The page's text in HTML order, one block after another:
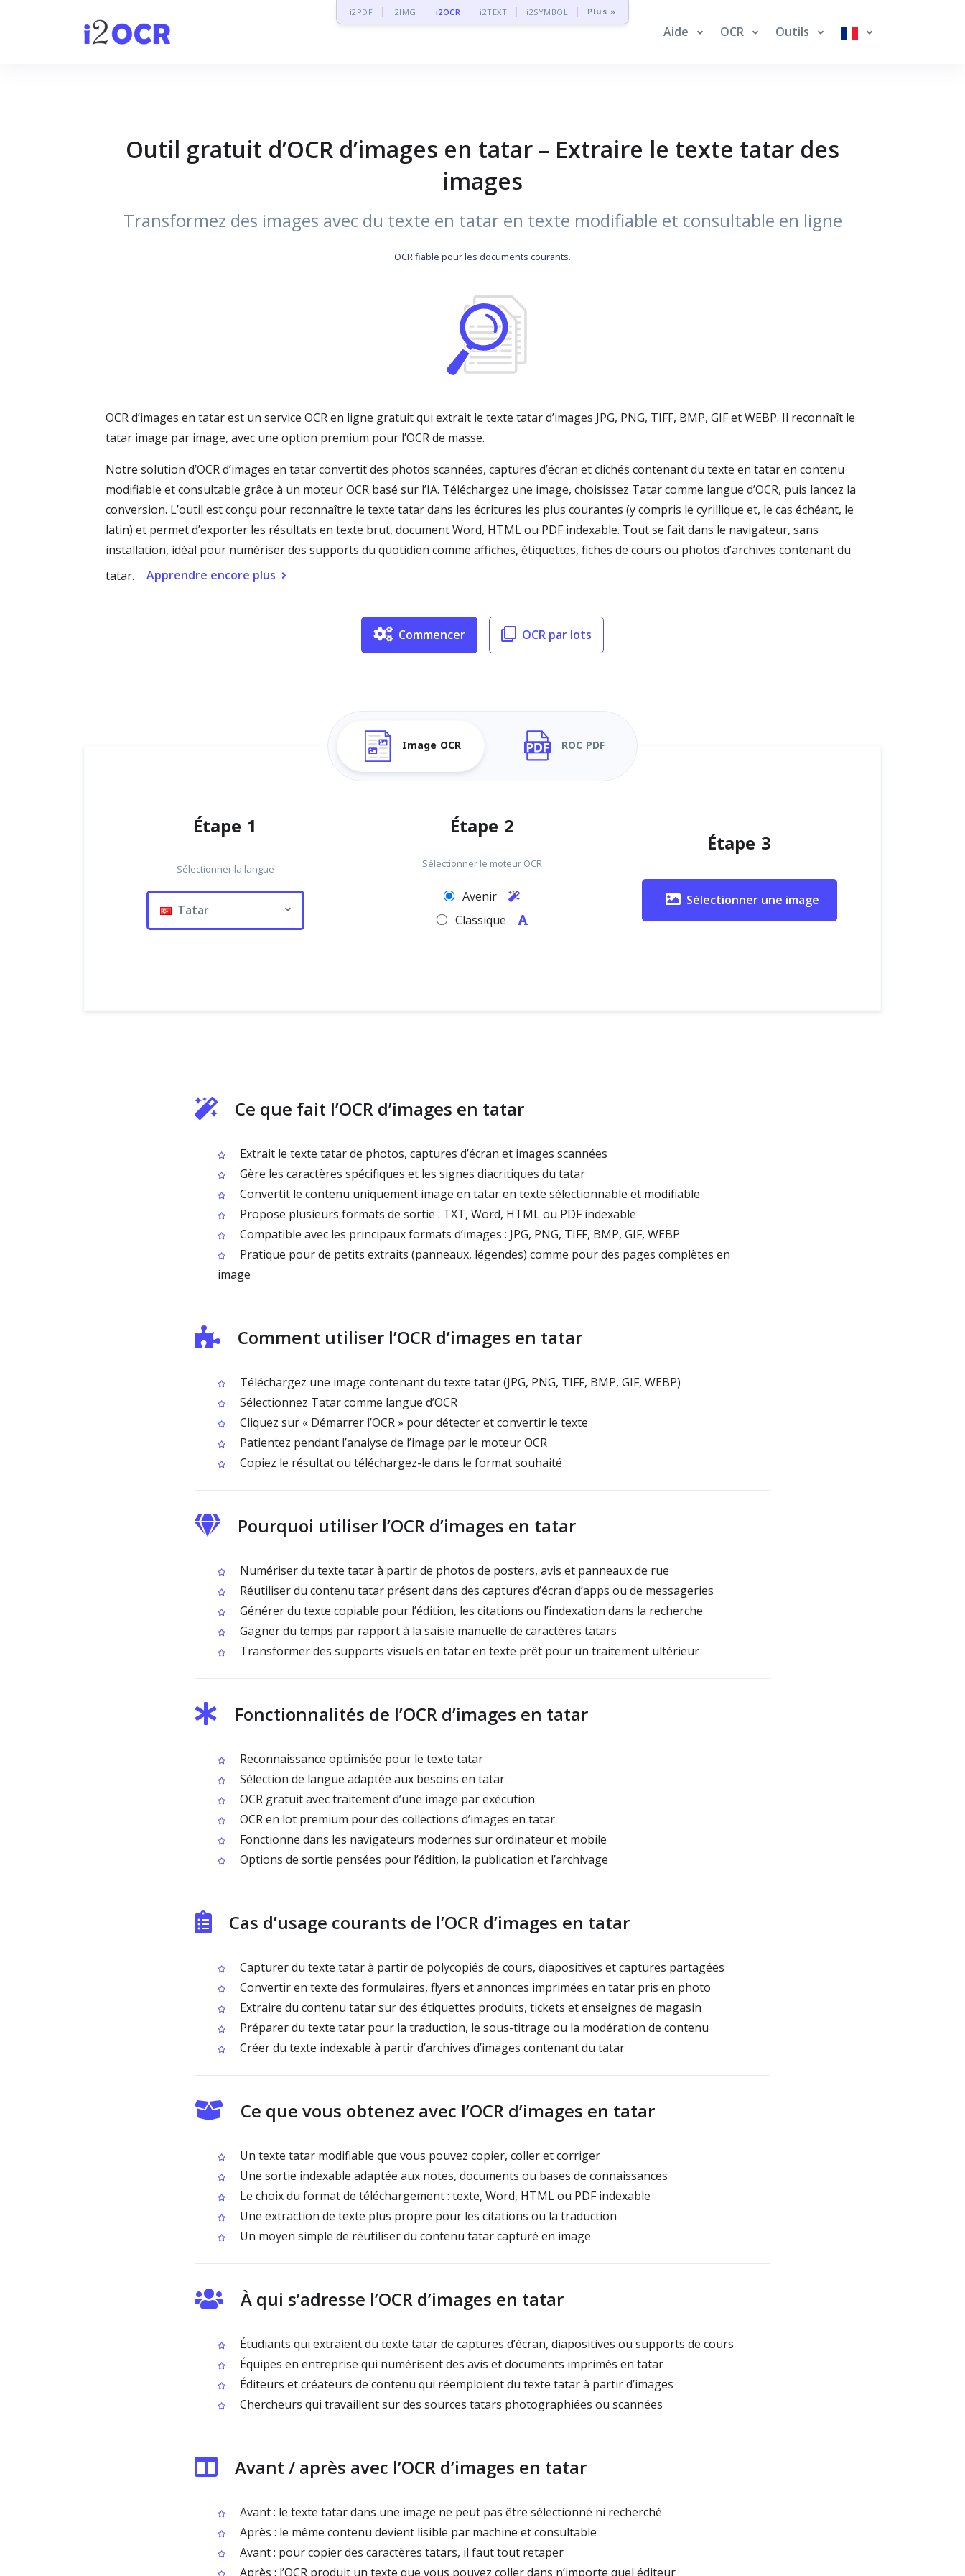
i2PDF i2IMG i2OCR i2TEXT i2SYMBOL Plus »
Aide OCR Outils
Outil gratuit d’OCR d’images en tatar – Extraire le texte tatar des
images
Transformez des images avec du texte en tatar en texte modifiable et consultable en ligne
OCR fiable pour les documents courants.
OCR d’images en tatar est un service OCR en ligne gratuit qui extrait le texte tatar d’images JPG, PNG, TIFF, BMP, GIF et WEBP. Il reconnaît le
tatar image par image, avec une option premium pour l’OCR de masse.
Notre solution d’OCR d’images en tatar convertit des photos scannées, captures d’écran et clichés contenant du texte en tatar en contenu
modifiable et consultable grâce à un moteur OCR basé sur l’IA. Téléchargez une image, choisissez Tatar comme langue d’OCR, puis lancez la
conversion. L’outil est conçu pour reconnaître le texte tatar dans les écritures les plus courantes (y compris le cyrillique et, le cas échéant, le
latin) et permet d’exporter les résultats en texte brut, document Word, HTML ou PDF indexable. Tout se fait dans le navigateur, sans
installation, idéal pour numériser des supports du quotidien comme affiches, étiquettes, fiches de cours ou photos d’archives contenant du
tatar.
Apprendre encore plus
Commencer OCR par lots
Image OCR ROC PDF
Étape 1
Sélectionner la langue
Tatar
Étape 2
Sélectionner le moteur OCR
Avenir
Classique
Étape 3
Sélectionner une image
Ce que fait l’OCR d’images en tatar
Extrait le texte tatar de photos, captures d’écran et images scannées
Gère les caractères spécifiques et les signes diacritiques du tatar
Convertit le contenu uniquement image en tatar en texte sélectionnable et modifiable
Propose plusieurs formats de sortie : TXT, Word, HTML ou PDF indexable
Compatible avec les principaux formats d’images : JPG, PNG, TIFF, BMP, GIF, WEBP
Pratique pour de petits extraits (panneaux, légendes) comme pour des pages complètes en
image
Comment utiliser l’OCR d’images en tatar
Téléchargez une image contenant du texte tatar (JPG, PNG, TIFF, BMP, GIF, WEBP)
Sélectionnez Tatar comme langue d’OCR
Cliquez sur « Démarrer l’OCR » pour détecter et convertir le texte
Patientez pendant l’analyse de l’image par le moteur OCR
Copiez le résultat ou téléchargez-le dans le format souhaité
Pourquoi utiliser l’OCR d’images en tatar
Numériser du texte tatar à partir de photos de posters, avis et panneaux de rue
Réutiliser du contenu tatar présent dans des captures d’écran d’apps ou de messageries
Générer du texte copiable pour l’édition, les citations ou l’indexation dans la recherche
Gagner du temps par rapport à la saisie manuelle de caractères tatars
Transformer des supports visuels en tatar en texte prêt pour un traitement ultérieur
Fonctionnalités de l’OCR d’images en tatar
Reconnaissance optimisée pour le texte tatar
Sélection de langue adaptée aux besoins en tatar
OCR gratuit avec traitement d’une image par exécution
OCR en lot premium pour des collections d’images en tatar
Fonctionne dans les navigateurs modernes sur ordinateur et mobile
Options de sortie pensées pour l’édition, la publication et l’archivage
Cas d’usage courants de l’OCR d’images en tatar
Capturer du texte tatar à partir de polycopiés de cours, diapositives et captures partagées
Convertir en texte des formulaires, flyers et annonces imprimées en tatar pris en photo
Extraire du contenu tatar sur des étiquettes produits, tickets et enseignes de magasin
Préparer du texte tatar pour la traduction, le sous-titrage ou la modération de contenu
Créer du texte indexable à partir d’archives d’images contenant du tatar
Ce que vous obtenez avec l’OCR d’images en tatar
Un texte tatar modifiable que vous pouvez copier, coller et corriger
Une sortie indexable adaptée aux notes, documents ou bases de connaissances
Le choix du format de téléchargement : texte, Word, HTML ou PDF indexable
Une extraction de texte plus propre pour les citations ou la traduction
Un moyen simple de réutiliser du contenu tatar capturé en image
À qui s’adresse l’OCR d’images en tatar
Étudiants qui extraient du texte tatar de captures d’écran, diapositives ou supports de cours
Équipes en entreprise qui numérisent des avis et documents imprimés en tatar
Éditeurs et créateurs de contenu qui réemploient du texte tatar à partir d’images
Chercheurs qui travaillent sur des sources tatars photographiées ou scannées
Avant / après avec l’OCR d’images en tatar
Avant : le texte tatar dans une image ne peut pas être sélectionné ni recherché
Après : le même contenu devient lisible par machine et consultable
Avant : pour copier des caractères tatars, il faut tout retaper
Après : l’OCR produit un texte que vous pouvez coller dans n’importe quel éditeur